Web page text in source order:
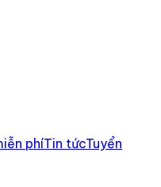
phíTin tứcTuyển